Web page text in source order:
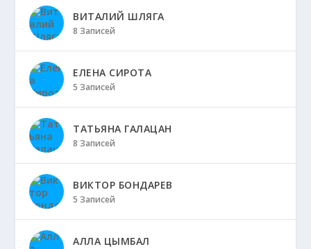
ВИТАЛИЙ ШЛЯГА
8 Записей
ЕЛЕНА СИРОТА
5 Записей
ТАТЬЯНА ГАЛАЦАН
8 Записей
ВИКТОР БОНДАРЕВ
5 Записей
АЛЛА ЦЫМБАЛ